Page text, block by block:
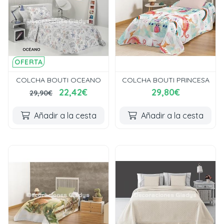
OFERTA
COLCHA BOUTI OCEANO
29,90€
22,42€
Añadir a la cesta
COLCHA BOUTI PRINCESA
29,80€
Añadir a la cesta